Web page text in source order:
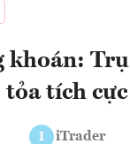
khoán:
tỏa tích cực
I iTrader